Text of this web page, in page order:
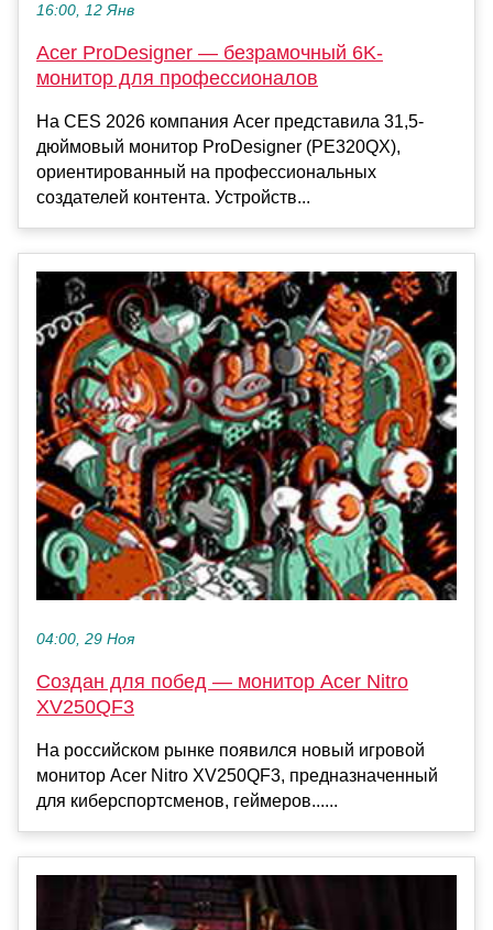
16:00, 12 Янв
Acer ProDesigner — безрамочный 6K-
монитор для профессионалов
На CES 2026 компания Acer представила 31,5-
дюймовый монитор ProDesigner (PE320QX),
ориентированный на профессиональных
создателей контента. Устройств...
04:00, 29 Ноя
Создан для побед — монитор Acer Nitro
XV250QF3
На российском рынке появился новый игровой
монитор Acer Nitro XV250QF3, предназначенный
для киберспортсменов, геймеров......